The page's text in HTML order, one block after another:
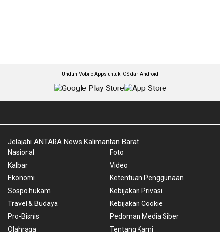
Unduh Mobile Apps untuk iOS dan Android
Jelajahi ANTARA News Kalimantan Barat
Nasional
Kalbar
Ekonomi
Sospolhukam
Travel & Budaya
Pro-Bisnis
Olahraga
Foto
Video
Ketentuan Penggunaan
Kebijakan Privasi
Kebijakan Cookie
Pedoman Media Siber
Tentang Kami